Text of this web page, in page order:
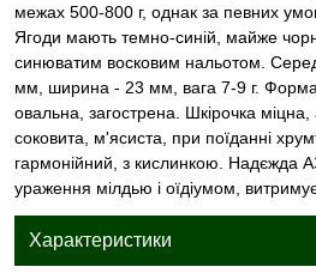
межах 500-800 г, однак за певних
Ягоди мають темно-синій, майже
синюватим восковим нальотом.
мм, ширина - 23 мм, вага 7-9 г.
овальна, загострена. Шкірочка
соковита, м'ясиста, при поїданні
гармонійний, з кислинкою. Надєжда
ураження мілдью і оїдіумом,
Характеристики